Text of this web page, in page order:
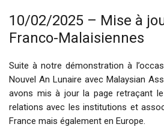
10/02/2025 – Mise à
Franco-Malaisiennes
Suite à notre démonstration à
Nouvel An Lunaire avec Malaysian
avons mis à jour la page retraçant
relations avec les institutions et
France mais également en Europe.